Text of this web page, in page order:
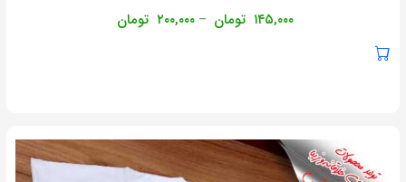
۱۴۵,۰۰۰ تومان – ۲۰۰,۰۰۰ تومان